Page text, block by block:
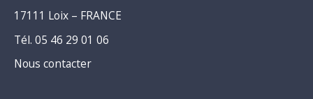
17111 Loix – FRANCE
Tél. 05 46 29 01 06
Nous contacter